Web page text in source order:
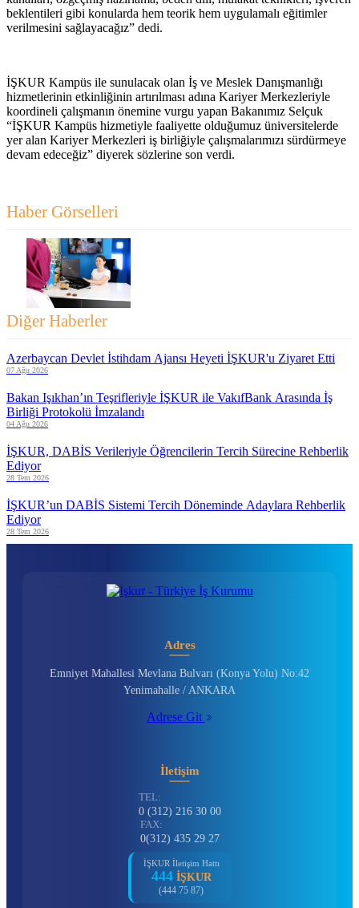
beklentileri gibi konularda hem teorik hem uygulamalı eğitimler
verilmesini sağlayacağız” dedi.
İŞKUR Kampüs ile sunulacak olan İş ve Meslek Danışmanlığı
hizmetlerinin etkinliğinin artırılması adına Kariyer Merkezleriyle
koordineli çalışmanın önemine vurgu yapan Bakanımız Selçuk
“İŞKUR Kampüs hizmetiyle faaliyette olduğumuz üniversitelerde
yer alan Kariyer Merkezleri iş birliğiyle çalışmalarımızı sürdürmeye
devam edeceğiz” diyerek sözlerine son verdi.
Haber Görselleri
Diğer Haberler
Azerbaycan Devlet İstihdam Ajansı Heyeti İŞKUR'u Ziyaret Etti
07 Ağu 2026
Bakan Işıkhan’ın Teşrifleriyle İŞKUR ile VakıfBank Arasında İş
Birliği Protokolü İmzalandı
04 Ağu 2026
İŞKUR, DABİS Verileriyle Öğrencilerin Tercih Sürecine Rehberlik
Ediyor
28 Tem 2026
İŞKUR’un DABİS Sistemi Tercih Döneminde Adaylara Rehberlik
Ediyor
28 Tem 2026
Adres
Emniyet Mahallesi Mevlana Bulvarı (Konya Yolu) No:42
Yenimahalle / ANKARA
Adrese Git
İletişim
TEL:
0 (312) 216 30 00
FAX:
0(312) 435 29 27
İŞKUR İletişim Hattı
444 İŞKUR
(444 75 87)